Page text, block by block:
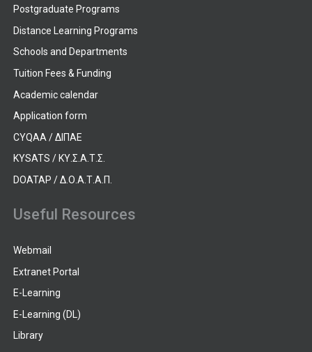
Postgraduate Programs
Distance Learning Programs
Schools and Departments
Tuition Fees & Funding
Academic calendar
Application form
CYQAA / ΔΙΠΑΕ
KYSATS / ΚΥ.Σ.Α.Τ.Σ.
DOATAP / Δ.Ο.Α.Τ.Α.Π.
Useful Resources
Webmail
Extranet Portal
E-Learning
E-Learning (DL)
Library